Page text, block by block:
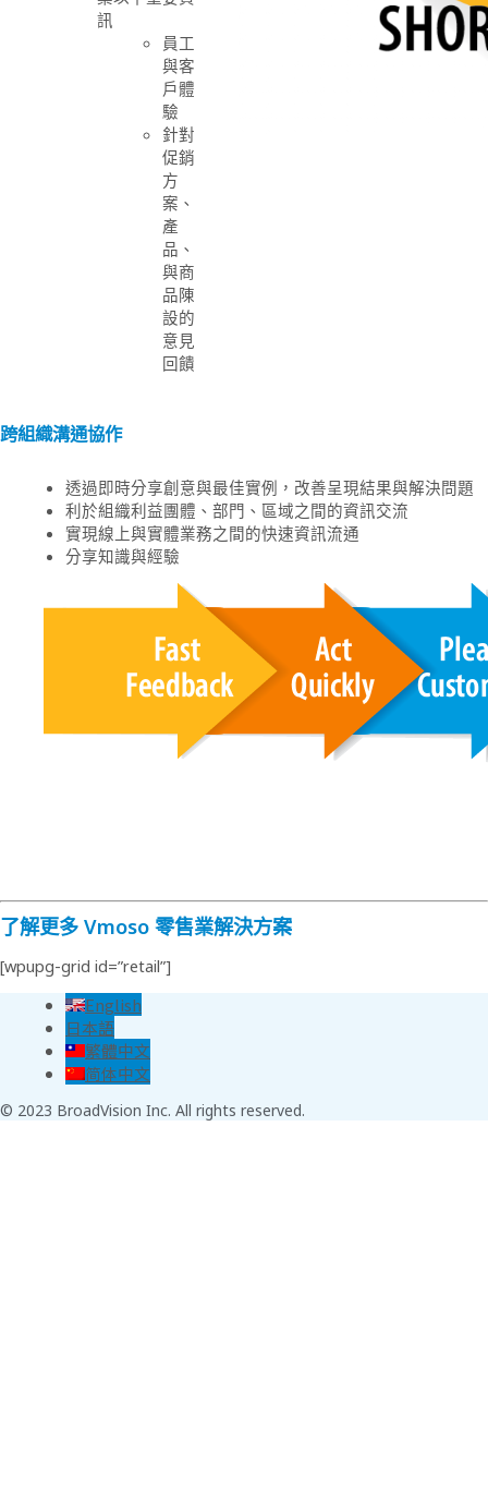
訊
員工
與客
戶體
驗
針對
促銷
方
案、
產
品、
與商
品陳
設的
意見
回饋
跨組織溝通協作
透過即時分享創意與最佳實例，改善呈現結果與解決問題
利於組織利益團體、部門、區域之間的資訊交流
實現線上與實體業務之間的快速資訊流通
分享知識與經驗
了解更多 Vmoso 零售業解決方案
[wpupg-grid id=”retail”]
English
日本語
繁體中文
简体中文
© 2023 BroadVision Inc. All rights reserved.